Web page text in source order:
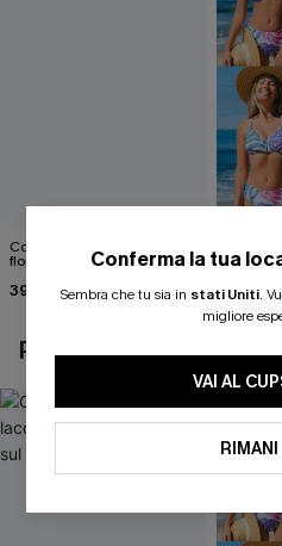
Costume intero con lacci
floreali svolazzanti sul retro
39,00 € 40,00
POTREBBE
Conferma la tua
Sembra che tu sia in stati Uniti.
migliore
VAI AL